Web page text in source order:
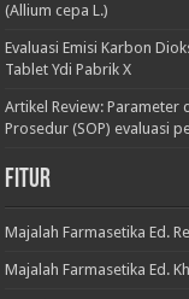
(Allium cepa L.)
Evaluasi Emisi Karbon
Tablet Ydi Pabrik X
Artikel Review: Parameter
Prosedur (SOP) evaluasi
Fitur
Majalah Farmasetika Ed.
Majalah Farmasetika Ed.